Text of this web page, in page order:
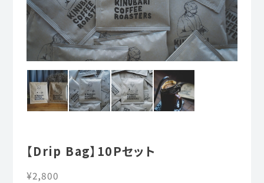
【Drip Bag】10Pセット
¥2,800